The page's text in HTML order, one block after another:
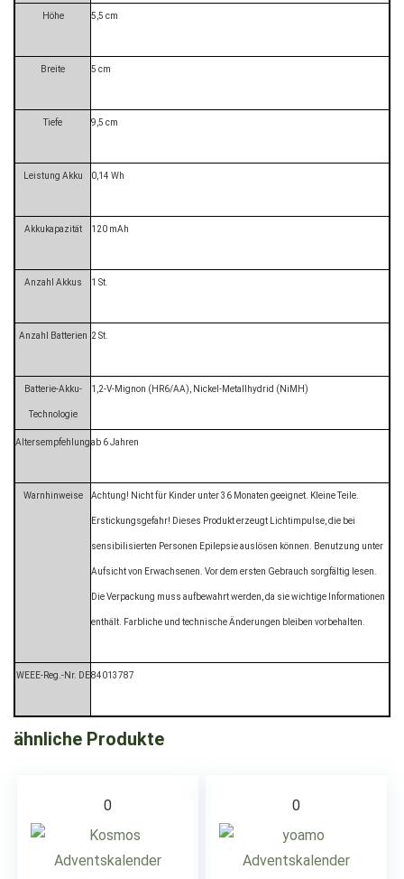
Höhe 5,5 cm
Breite 5 cm
Tiefe 9,5 cm
Leistung Akku 0,14 Wh
Akkukapazität 120 mAh
Anzahl Akkus 1 St.
Anzahl Batterien 2 St.
Batterie-Akku-
Technologie
1,2-V-Mignon (HR6/AA), Nickel-Metallhydrid (NiMH)
Altersempfehlungab 6 Jahren
Warnhinweise Achtung! Nicht für Kinder unter 36 Monaten geeignet. Kleine Teile.
Erstickungsgefahr! Dieses Produkt erzeugt Lichtimpulse, die bei
sensibilisierten Personen Epilepsie auslösen können. Benutzung unter
Aufsicht von Erwachsenen. Vor dem ersten Gebrauch sorgfältig lesen.
Die Verpackung muss aufbewahrt werden, da sie wichtige Informationen
enthält. Farbliche und technische Änderungen bleiben vorbehalten.
WEEE-Reg.-Nr. DE84013787
ähnliche Produkte
0 0